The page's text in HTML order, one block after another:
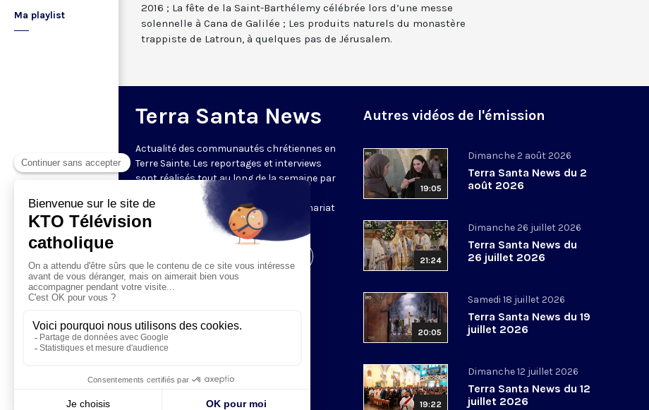
Ma playlist
2016 ; La fête de la Saint-Barthélemy célébrée lors d’une messe
solennelle à Cana de Galilée ; Les produits naturels du monastère
trappiste de Latroun, à quelques pas de Jérusalem.
Terra Santa News
Actualité des communautés chrétiennes en
Terre Sainte. Les reportages et interviews
sont réalisés tout au long de la semaine par
le Centre des Médias de la Custodie
Franciscaine de Terre Sainte. En partenariat
avec le Franciscan Media Center.
Autres vidéos de l'émission
19:05
Dimanche 2 août 2026
Terra Santa News du 2
août 2026
21:24
Dimanche 26 juillet 2026
Terra Santa News du
26 juillet 2026
20:05
Samedi 18 juillet 2026
Terra Santa News du 19
juillet 2026
19:22
Dimanche 12 juillet 2026
Terra Santa News du 12
juillet 2026